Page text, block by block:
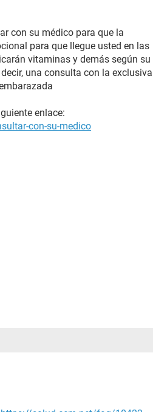
con su médico para que la
para que llegue usted en las
vitaminas y demás según su
una consulta con la exclusiva
enlace:
con-su-medico